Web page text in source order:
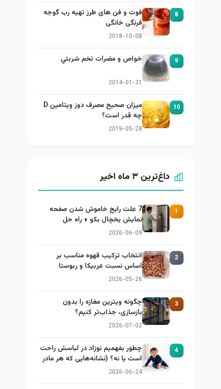
8
فوت و فن های طرز تهیه رب گوجه
فرنگی خانگی
2018-10-08
9 خواص و مضرات تخم شربتي
2014-01-31
10
میزان صحیح مصرف دوز ویتامین D
چه قدر است؟
2019-05-28
داغ‌ترین ۳ ماه اخیر
1
7 علت رایج خاموش شدن صفحه
نمایش یخچال بکو + راه حل
2026-06-09
2
انتخاب ترکیب قهوه مناسب بر
اساس نسبت عربیکا و ربوستا
2026-05-26
3
چگونه ویترین مغازه را بدون
بازسازی، جذاب‌تر کنیم؟
2026-07-02
4
چطور بفهمیم نوزاد در لباسش راحت
است یا نه؟ (نشانه‌هایی که هر مادر
باید بداند)
2026-06-24